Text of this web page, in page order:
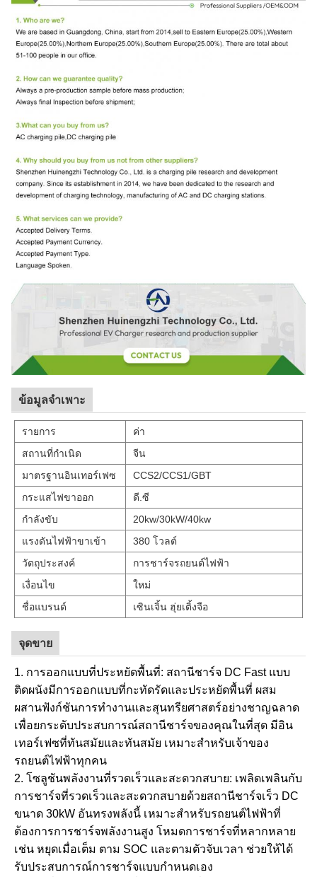
ข้อมูลจำเพาะ
รายการ
ค่า
สถานที่กำเนิด
จีน
มาตรฐานอินเทอร์เฟซ
CCS2/CCS1/GBT
กระแสไฟขาออก
ดี.ซี
กำลังขับ
20kw/30kW/40kw
แรงดันไฟฟ้าขาเข้า
380 โวลต์
วัตถุประสงค์
การชาร์จรถยนต์ไฟฟ้า
เงื่อนไข
ใหม่
ชื่อแบรนด์
เซินเจิ้น ฮุ่ยเติ้งจือ
จุดขาย
1. การออกแบบที่ประหยัดพื้นที่: สถานีชาร์จ DC Fast แบบ
ติดผนังมีการออกแบบที่กะทัดรัดและประหยัดพื้นที่ ผสม
ผสานฟังก์ชันการทำงานและสุนทรียศาสตร์อย่างชาญฉลาด
เพื่อยกระดับประสบการณ์สถานีชาร์จของคุณในที่สุด มีอิน
เทอร์เฟซที่ทันสมัยและทันสมัย ​​เหมาะสำหรับเจ้าของ
รถยนต์ไฟฟ้าทุกคน
2. โซลูชันพลังงานที่รวดเร็วและสะดวกสบาย: เพลิดเพลินกับ
การชาร์จที่รวดเร็วและสะดวกสบายด้วยสถานีชาร์จเร็ว DC
ขนาด 30kW อันทรงพลังนี้ เหมาะสำหรับรถยนต์ไฟฟ้าที่
ต้องการการชาร์จพลังงานสูง โหมดการชาร์จที่หลากหลาย
เช่น หยุดเมื่อเต็ม ตาม SOC และตามตัวจับเวลา ช่วยให้ได้
รับประสบการณ์การชาร์จแบบกำหนดเอง